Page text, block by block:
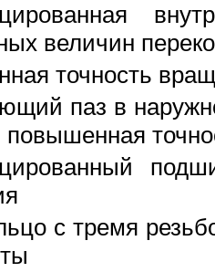
величин
точность
паз в
повышенная
с тремя